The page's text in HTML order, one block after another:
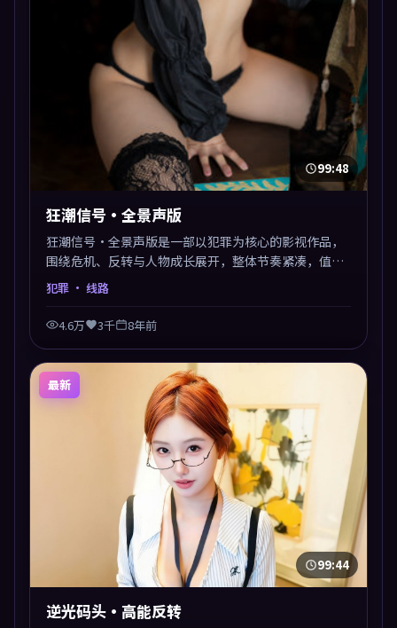
99:48
狂潮信号·全景声版
狂潮信号·全景声版是一部以犯罪为核心的影视作品，
围绕危机、反转与人物成长展开，整体节奏紧凑，值得
推荐观看。
犯罪 · 线路
4.6万 3千 8年前
最新
99:44
逆光码头·高能反转